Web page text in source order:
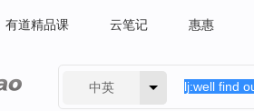
有道精品课 云笔记 惠惠
中英